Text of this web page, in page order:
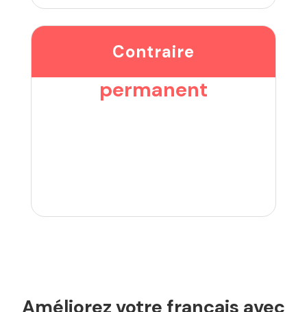
Contraire
permanent
Améliorez votre français avec